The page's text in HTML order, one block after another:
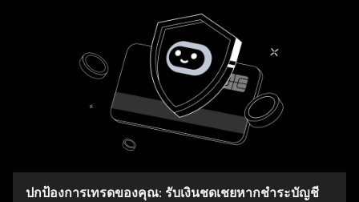
ปกป้องการเทรดของคุณ: รับเงินชดเชยหากชำระบัญชี